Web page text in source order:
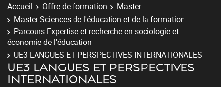
Accueil Offre de formation
Master
Master Sciences de l'éducation et de la formation
Parcours Expertise et recherche en sociologie et
économie de l'éducation
UE3 LANGUES ET PERSPECTIVES INTERNATIONALES
UE3 LANGUES ET PERSPECTIVES
INTERNATIONALES